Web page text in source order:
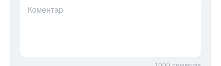
Коментар